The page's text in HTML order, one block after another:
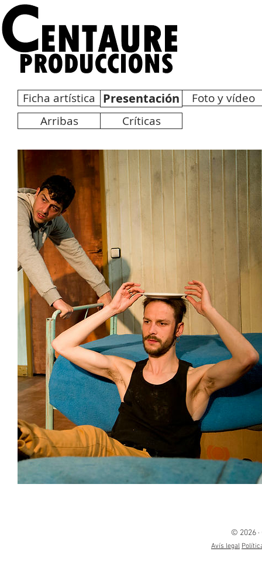
Ficha artística Presentación
Foto y vídeo
Arribas
Críticas
© 2026
Avís legal